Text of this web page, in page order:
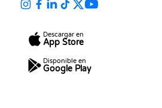
Descargar en
App Store
Disponible en
Google Play